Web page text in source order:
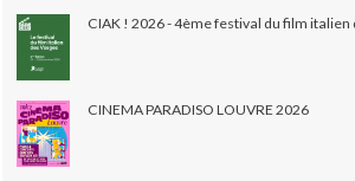
CIAK ! 2026 - 4ème festival du film
CINEMA PARADISO LOUVRE 2026